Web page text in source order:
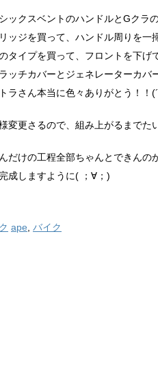
ックスベントのハンドルとGクラ
ッジを買って、ハンドル周りを一
タイプを買って、フロントを下げ
ッチカバーとジェネレーターカバ
ラさん本当に色々ありがとう！！
変更さるので、組み上がるまでた
だけの工程全部ちゃんとできんの
成しますように( ；∀；)
ape バイク